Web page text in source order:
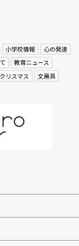
小学校情報
心の発達
教育ニュース
クリスマス
文房具